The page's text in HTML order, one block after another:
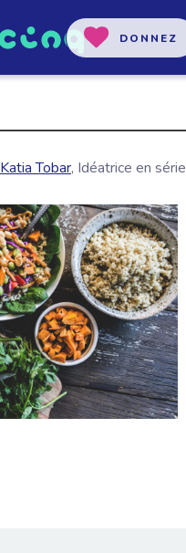
DONNEZ
Katia Tobar, Idéatrice en série